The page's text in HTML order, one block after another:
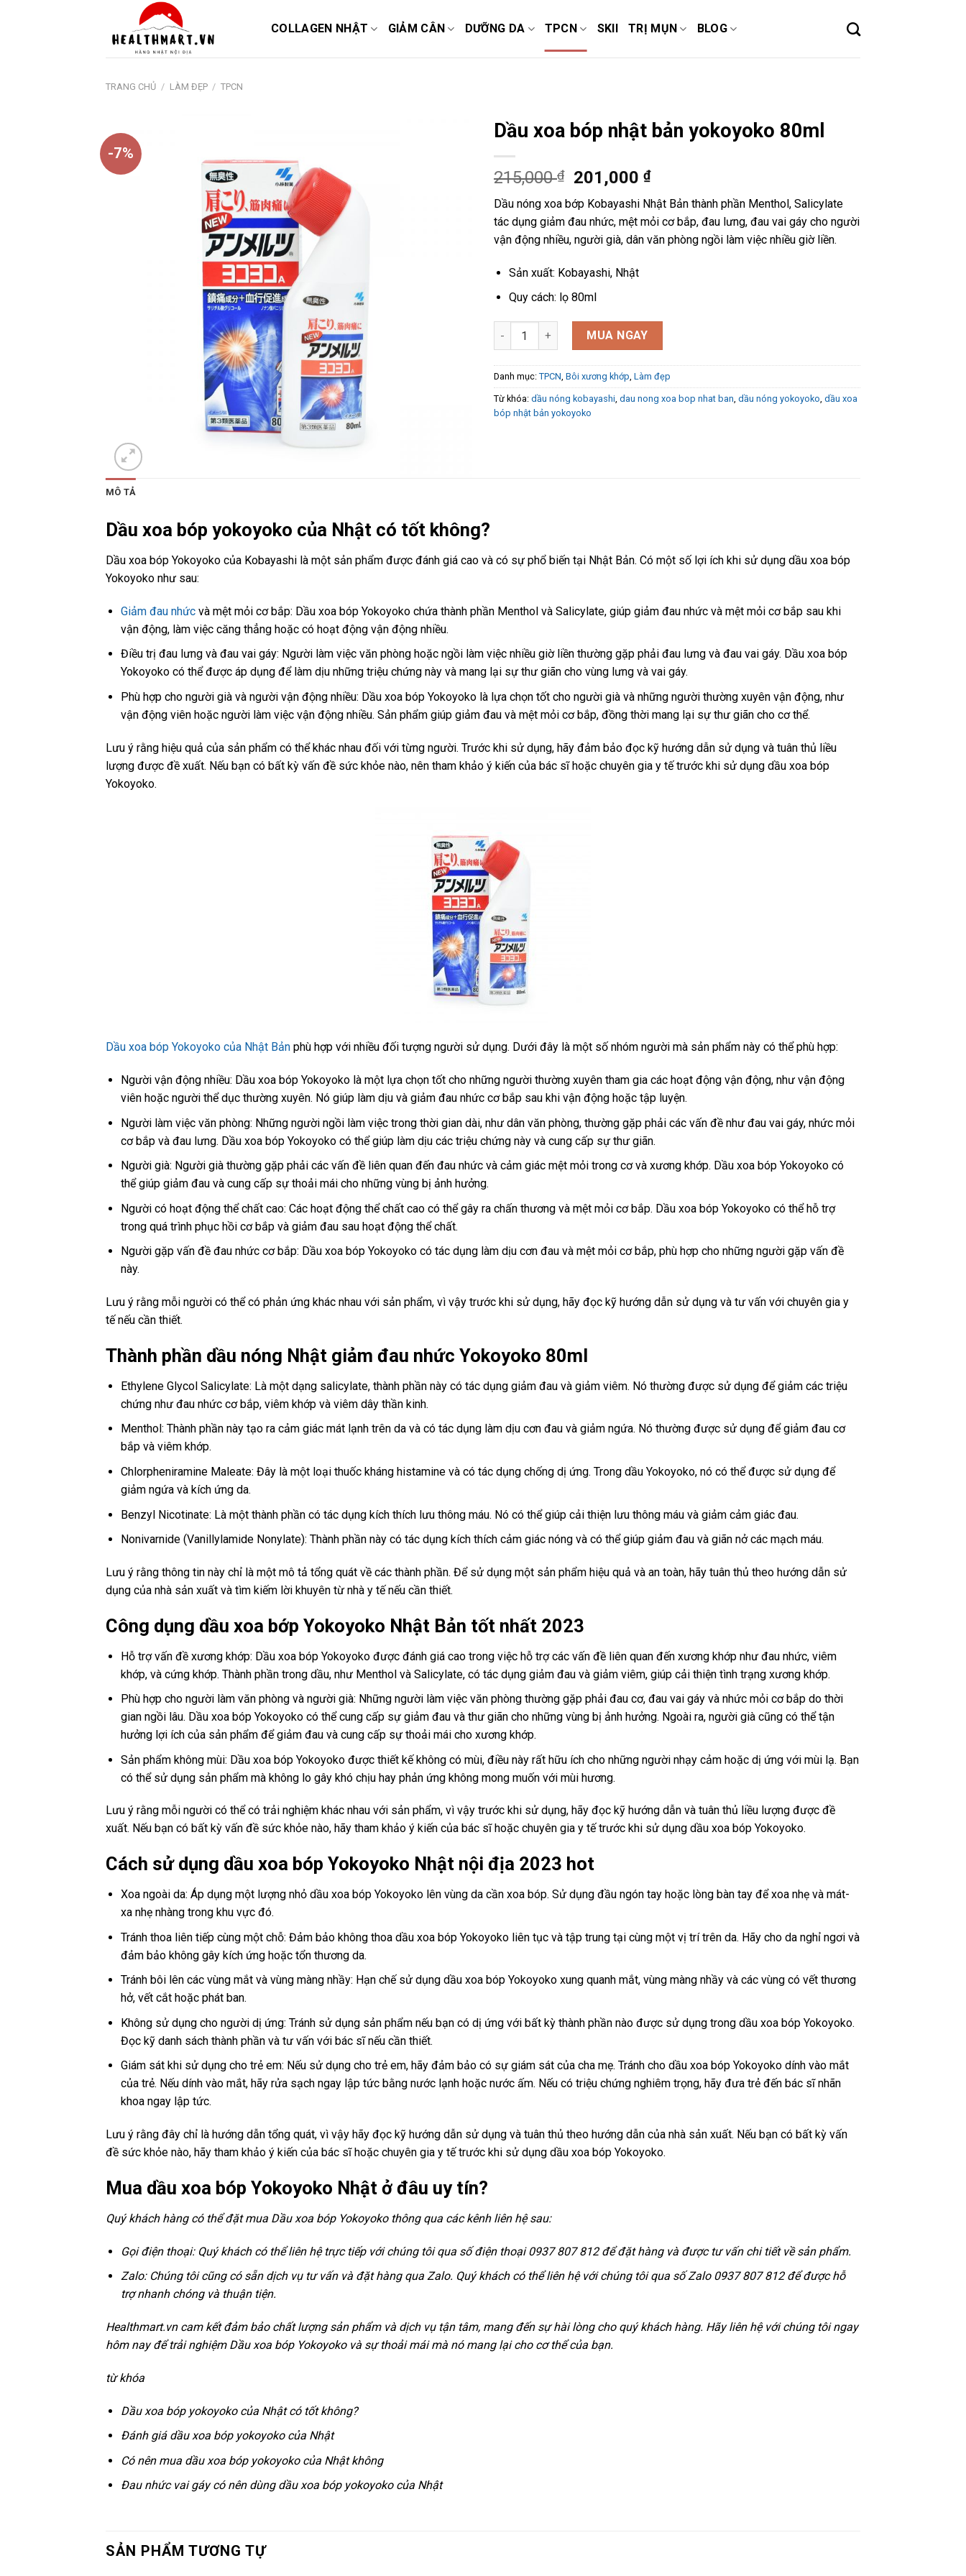
COLLAGEN NHẬT GIẢM CÂN DƯỠNG DA TPCN SKII TRỊ MỤN BLOG
TRANG CHỦ / LÀM ĐẸP / TPCN
-7%
Dầu xoa bóp nhật bản yokoyoko 80ml
215,000₫ 201,000₫
Dầu nóng xoa bớp Kobayashi Nhật Bản thành phần Menthol, Salicylate
tác dụng giảm đau nhức, mệt mỏi cơ bắp, đau lưng, đau vai gáy cho người
vận động nhiều, người già, dân văn phòng ngồi làm việc nhiều giờ liền.
Sản xuất: Kobayashi, Nhật
Quy cách: lọ 80ml
Dầu xoa bóp nhật bản yokoyoko 80ml số lượng
MUA NGAY
Danh mục: TPCN, Bôi xương khớp, Làm đẹp
Từ khóa: dầu nóng kobayashi, dau nong xoa bop nhat ban, dầu nóng yokoyoko, dầu xoa
bóp nhật bản yokoyoko
MÔ TẢ
Dầu xoa bóp yokoyoko của Nhật có tốt không?
Dầu xoa bóp Yokoyoko của Kobayashi là một sản phẩm được đánh giá cao và có sự phổ biến tại Nhật Bản. Có một số lợi ích khi sử dụng dầu xoa bóp
Yokoyoko như sau:
Giảm đau nhứcvà mệt mỏi cơ bắp: Dầu xoa bóp Yokoyoko chứa thành phần Menthol và Salicylate, giúp giảm đau nhức và mệt mỏi cơ bắp sau khi
vận động, làm việc căng thẳng hoặc có hoạt động vận động nhiều.
Điều trị đau lưng và đau vai gáy: Người làm việc văn phòng hoặc ngồi làm việc nhiều giờ liền thường gặp phải đau lưng và đau vai gáy. Dầu xoa bóp
Yokoyoko có thể được áp dụng để làm dịu những triệu chứng này và mang lại sự thư giãn cho vùng lưng và vai gáy.
Phù hợp cho người già và người vận động nhiều: Dầu xoa bóp Yokoyoko là lựa chọn tốt cho người già và những người thường xuyên vận động, như
vận động viên hoặc người làm việc vận động nhiều. Sản phẩm giúp giảm đau và mệt mỏi cơ bắp, đồng thời mang lại sự thư giãn cho cơ thể.
Lưu ý rằng hiệu quả của sản phẩm có thể khác nhau đối với từng người. Trước khi sử dụng, hãy đảm bảo đọc kỹ hướng dẫn sử dụng và tuân thủ liều
lượng được đề xuất. Nếu bạn có bất kỳ vấn đề sức khỏe nào, nên tham khảo ý kiến của bác sĩ hoặc chuyên gia y tế trước khi sử dụng dầu xoa bóp
Yokoyoko.
Dầu xoa bóp Yokoyoko của Nhật Bản phù hợp với nhiều đối tượng người sử dụng. Dưới đây là một số nhóm người mà sản phẩm này có thể phù hợp:
Người vận động nhiều: Dầu xoa bóp Yokoyoko là một lựa chọn tốt cho những người thường xuyên tham gia các hoạt động vận động, như vận động
viên hoặc người thể dục thường xuyên. Nó giúp làm dịu và giảm đau nhức cơ bắp sau khi vận động hoặc tập luyện.
Người làm việc văn phòng: Những người ngồi làm việc trong thời gian dài, như dân văn phòng, thường gặp phải các vấn đề như đau vai gáy, nhức mỏi
cơ bắp và đau lưng. Dầu xoa bóp Yokoyoko có thể giúp làm dịu các triệu chứng này và cung cấp sự thư giãn.
Người già: Người già thường gặp phải các vấn đề liên quan đến đau nhức và cảm giác mệt mỏi trong cơ và xương khớp. Dầu xoa bóp Yokoyoko có
thể giúp giảm đau và cung cấp sự thoải mái cho những vùng bị ảnh hưởng.
Người có hoạt động thể chất cao: Các hoạt động thể chất cao có thể gây ra chấn thương và mệt mỏi cơ bắp. Dầu xoa bóp Yokoyoko có thể hỗ trợ
trong quá trình phục hồi cơ bắp và giảm đau sau hoạt động thể chất.
Người gặp vấn đề đau nhức cơ bắp: Dầu xoa bóp Yokoyoko có tác dụng làm dịu cơn đau và mệt mỏi cơ bắp, phù hợp cho những người gặp vấn đề
này.
Lưu ý rằng mỗi người có thể có phản ứng khác nhau với sản phẩm, vì vậy trước khi sử dụng, hãy đọc kỹ hướng dẫn sử dụng và tư vấn với chuyên gia y
tế nếu cần thiết.
Thành phần dầu nóng Nhật giảm đau nhức Yokoyoko 80ml
Ethylene Glycol Salicylate: Là một dạng salicylate, thành phần này có tác dụng giảm đau và giảm viêm. Nó thường được sử dụng để giảm các triệu
chứng như đau nhức cơ bắp, viêm khớp và viêm dây thần kinh.
Menthol: Thành phần này tạo ra cảm giác mát lạnh trên da và có tác dụng làm dịu cơn đau và giảm ngứa. Nó thường được sử dụng để giảm đau cơ
bắp và viêm khớp.
Chlorpheniramine Maleate: Đây là một loại thuốc kháng histamine và có tác dụng chống dị ứng. Trong dầu Yokoyoko, nó có thể được sử dụng để
giảm ngứa và kích ứng da.
Benzyl Nicotinate: Là một thành phần có tác dụng kích thích lưu thông máu. Nó có thể giúp cải thiện lưu thông máu và giảm cảm giác đau.
Nonivarnide (Vanillylamide Nonylate): Thành phần này có tác dụng kích thích cảm giác nóng và có thể giúp giảm đau và giãn nở các mạch máu.
Lưu ý rằng thông tin này chỉ là một mô tả tổng quát về các thành phần. Để sử dụng một sản phẩm hiệu quả và an toàn, hãy tuân thủ theo hướng dẫn sử
dụng của nhà sản xuất và tìm kiếm lời khuyên từ nhà y tế nếu cần thiết.
Công dụng dầu xoa bớp Yokoyoko Nhật Bản tốt nhất 2023
Hỗ trợ vấn đề xương khớp: Dầu xoa bóp Yokoyoko được đánh giá cao trong việc hỗ trợ các vấn đề liên quan đến xương khớp như đau nhức, viêm
khớp, và cứng khớp. Thành phần trong dầu, như Menthol và Salicylate, có tác dụng giảm đau và giảm viêm, giúp cải thiện tình trạng xương khớp.
Phù hợp cho người làm văn phòng và người già: Những người làm việc văn phòng thường gặp phải đau cơ, đau vai gáy và nhức mỏi cơ bắp do thời
gian ngồi lâu. Dầu xoa bóp Yokoyoko có thể cung cấp sự giảm đau và thư giãn cho những vùng bị ảnh hưởng. Ngoài ra, người già cũng có thể tận
hưởng lợi ích của sản phẩm để giảm đau và cung cấp sự thoải mái cho xương khớp.
Sản phẩm không mùi: Dầu xoa bóp Yokoyoko được thiết kế không có mùi, điều này rất hữu ích cho những người nhạy cảm hoặc dị ứng với mùi lạ. Bạn
có thể sử dụng sản phẩm mà không lo gây khó chịu hay phản ứng không mong muốn với mùi hương.
Lưu ý rằng mỗi người có thể có trải nghiệm khác nhau với sản phẩm, vì vậy trước khi sử dụng, hãy đọc kỹ hướng dẫn và tuân thủ liều lượng được đề
xuất. Nếu bạn có bất kỳ vấn đề sức khỏe nào, hãy tham khảo ý kiến của bác sĩ hoặc chuyên gia y tế trước khi sử dụng dầu xoa bóp Yokoyoko.
Cách sử dụng dầu xoa bóp Yokoyoko Nhật nội địa 2023 hot
Xoa ngoài da: Áp dụng một lượng nhỏ dầu xoa bóp Yokoyoko lên vùng da cần xoa bóp. Sử dụng đầu ngón tay hoặc lòng bàn tay để xoa nhẹ và mát-
xa nhẹ nhàng trong khu vực đó.
Tránh thoa liên tiếp cùng một chỗ: Đảm bảo không thoa dầu xoa bóp Yokoyoko liên tục và tập trung tại cùng một vị trí trên da. Hãy cho da nghỉ ngơi và
đảm bảo không gây kích ứng hoặc tổn thương da.
Tránh bôi lên các vùng mắt và vùng màng nhầy: Hạn chế sử dụng dầu xoa bóp Yokoyoko xung quanh mắt, vùng màng nhầy và các vùng có vết thương
hở, vết cắt hoặc phát ban.
Không sử dụng cho người dị ứng: Tránh sử dụng sản phẩm nếu bạn có dị ứng với bất kỳ thành phần nào được sử dụng trong dầu xoa bóp Yokoyoko.
Đọc kỹ danh sách thành phần và tư vấn với bác sĩ nếu cần thiết.
Giám sát khi sử dụng cho trẻ em: Nếu sử dụng cho trẻ em, hãy đảm bảo có sự giám sát của cha mẹ. Tránh cho dầu xoa bóp Yokoyoko dính vào mắt
của trẻ. Nếu dính vào mắt, hãy rửa sạch ngay lập tức bằng nước lạnh hoặc nước ấm. Nếu có triệu chứng nghiêm trọng, hãy đưa trẻ đến bác sĩ nhãn
khoa ngay lập tức.
Lưu ý rằng đây chỉ là hướng dẫn tổng quát, vì vậy hãy đọc kỹ hướng dẫn sử dụng và tuân thủ theo hướng dẫn của nhà sản xuất. Nếu bạn có bất kỳ vấn
đề sức khỏe nào, hãy tham khảo ý kiến của bác sĩ hoặc chuyên gia y tế trước khi sử dụng dầu xoa bóp Yokoyoko.
Mua dầu xoa bóp Yokoyoko Nhật ở đâu uy tín?
Quý khách hàng có thể đặt mua Dầu xoa bóp Yokoyoko thông qua các kênh liên hệ sau:
Gọi điện thoại: Quý khách có thể liên hệ trực tiếp với chúng tôi qua số điện thoại 0937 807 812 để đặt hàng và được tư vấn chi tiết về sản phẩm.
Zalo: Chúng tôi cũng có sẵn dịch vụ tư vấn và đặt hàng qua Zalo. Quý khách có thể liên hệ với chúng tôi qua số Zalo 0937 807 812 để được hỗ
trợ nhanh chóng và thuận tiện.
Healthmart.vn cam kết đảm bảo chất lượng sản phẩm và dịch vụ tận tâm, mang đến sự hài lòng cho quý khách hàng. Hãy liên hệ với chúng tôi ngay
hôm nay để trải nghiệm Dầu xoa bóp Yokoyoko và sự thoải mái mà nó mang lại cho cơ thể của bạn.
từ khóa
Dầu xoa bóp yokoyoko của Nhật có tốt không?
Đánh giá dầu xoa bóp yokoyoko của Nhật
Có nên mua dầu xoa bóp yokoyoko của Nhật không
Đau nhức vai gáy có nên dùng dầu xoa bóp yokoyoko của Nhật
SẢN PHẨM TƯƠNG TỰ